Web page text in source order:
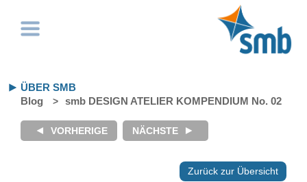
ÜBER SMB
Blog
smb DESIGN ATELIER KOMPENDIUM No. 02
Zurück zur Übersicht